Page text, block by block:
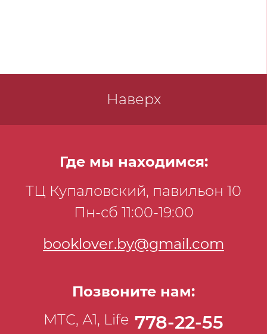
Наверх
Где мы находимся:
ТЦ Купаловский, павильон 10
Пн-сб 11:00-19:00
booklover.by@gmail.com
Позвоните нам:
МТС, А1, Life 778-22-55